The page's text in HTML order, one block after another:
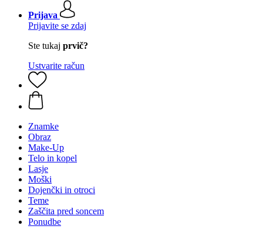
Prijava
Prijavite se zdaj
Ste tukaj prvič?
Ustvarite račun
Znamke
Obraz
Make-Up
Telo in kopel
Lasje
Moški
Dojenčki in otroci
Teme
Zaščita pred soncem
Ponudbe